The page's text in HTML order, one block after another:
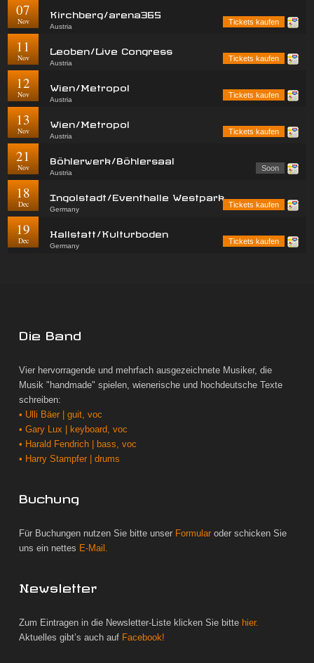
07
Nov
Kirchberg/arena365
Austria
Tickets kaufen
11
Nov
Leoben/Live Congress
Austria
Tickets kaufen
12
Nov
Wien/Metropol
Austria
Tickets kaufen
13
Nov
Wien/Metropol
Austria
Tickets kaufen
21
Nov
Böhlerwerk/Böhlersaal
Austria
Soon
18
Dec
Ingolstadt/Eventhalle Westpark
Germany
Tickets kaufen
19
Dec
Hallstatt/Kulturboden
Germany
Tickets kaufen
Die Band
Vier hervorragende und mehrfach ausgezeichnete Musiker, die
Musik "handmade" spielen, wienerische und hochdeutsche Texte
schreiben:
• Ulli Bäer | guit, voc
• Gary Lux | keyboard, voc
• Harald Fendrich | bass, voc
• Harry Stampfer | drums
Buchung
Für Buchungen nutzen Sie bitte unser Formular oder schicken Sie
uns ein nettes E-Mail.
Newsletter
Zum Eintragen in die Newsletter-Liste klicken Sie bitte hier.
Aktuelles gibt’s auch auf Facebook!